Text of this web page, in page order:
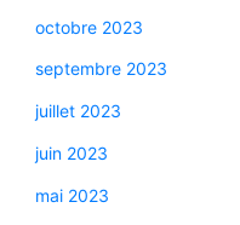
octobre 2023
septembre 2023
juillet 2023
juin 2023
mai 2023